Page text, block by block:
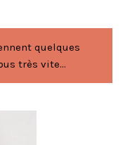
quelques
très vite...